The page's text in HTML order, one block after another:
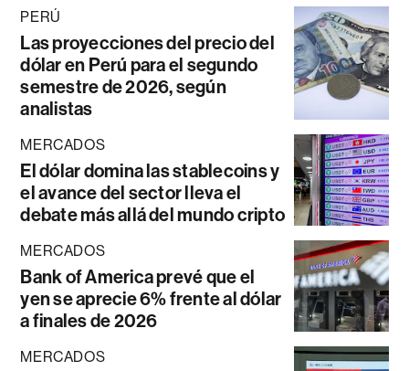
PERÚ
Las proyecciones del precio del
dólar en Perú para el segundo
semestre de 2026, según
analistas
MERCADOS
El dólar domina las stablecoins y
el avance del sector lleva el
debate más allá del mundo cripto
MERCADOS
Bank of America prevé que el
yen se aprecie 6% frente al dólar
a finales de 2026
MERCADOS